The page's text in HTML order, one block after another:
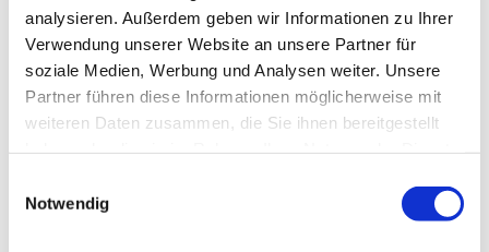
analysieren. Außerdem geben wir Informationen zu Ihrer
Verwendung unserer Website an unsere Partner für
soziale Medien, Werbung und Analysen weiter. Unsere
Partner führen diese Informationen möglicherweise mit
weiteren Daten zusammen, die Sie ihnen bereitgestellt
Notwendig